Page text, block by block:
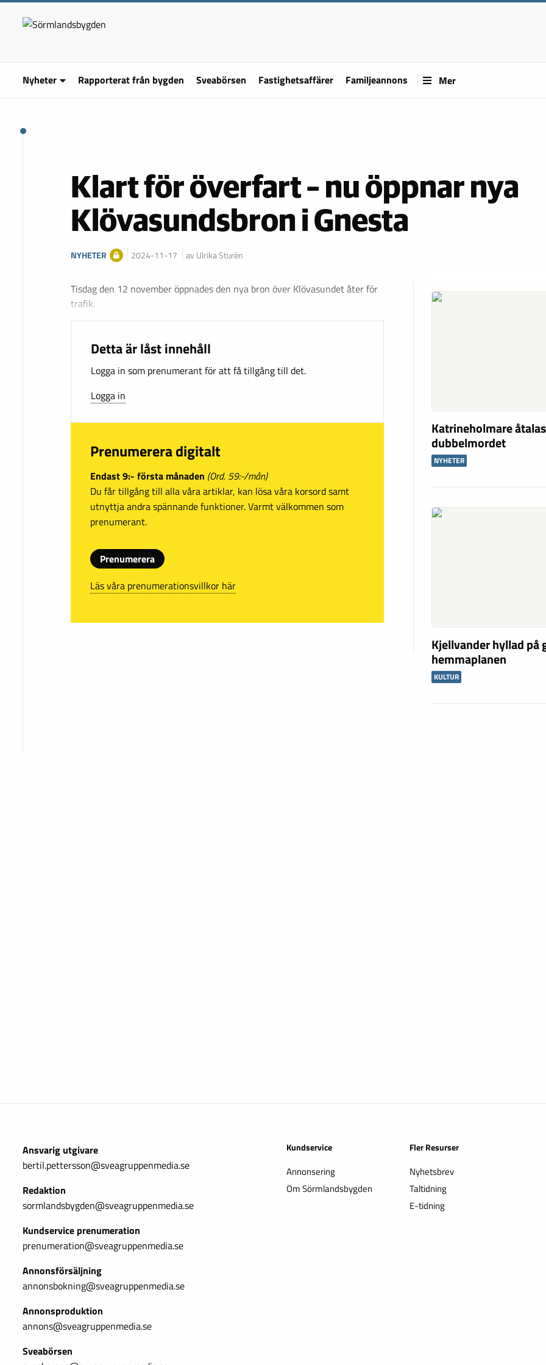
Nyheter Rapporterat från bygden Sveabörsen Fastighetsaffärer Familjeannons Mer
Klart för överfart – nu öppnar nya
Klövasundsbron i Gnesta
NYHETER 2024-11-17 av Ulrika Sturén
Tisdag den 12 november öppnades den nya bron över Klövasundet åter för
trafik.
Detta är låst innehåll
Logga in som prenumerant för att få tillgång till det.
Logga in
Prenumerera digitalt
Endast 9:- första månaden (Ord. 59:-/mån)
Du får tillgång till alla våra artiklar, kan lösa våra korsord samt
utnyttja andra spännande funktioner. Varmt välkommen som
prenumerant.
Prenumerera
Läs våra prenumerationsvillkor här
Katrineholmare
dubbelmordet
NYHETER
Kjellvander hyllad på
hemmaplanen
KULTUR
Ansvarig utgivare
bertil.pettersson@sveagruppenmedia.se
Redaktion
sormlandsbygden@sveagruppenmedia.se
Kundservice prenumeration
prenumeration@sveagruppenmedia.se
Annonsförsäljning
annonsbokning@sveagruppenmedia.se
Annonsproduktion
annons@sveagruppenmedia.se
Sveabörsen
Kundservice
Annonsering
Om Sörmlandsbygden
Fler Resurser
Nyhetsbrev
Taltidning
E-tidning